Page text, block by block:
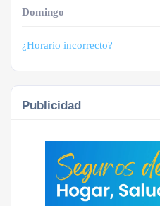
Domingo
¿Horario incorrecto?
Publicidad